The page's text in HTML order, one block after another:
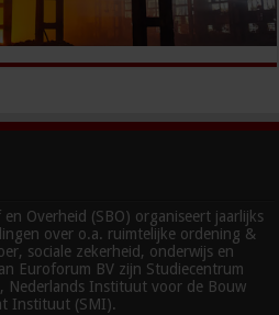
Overheid (SBO) organiseert jaarlijks
over o.a. ruimtelijke ordening &
sociale zekerheid, onderwijs en
Euroforum BV zijn Studiecentrum
Nederlands Instituut voor de Bouw
Instituut (SMI).